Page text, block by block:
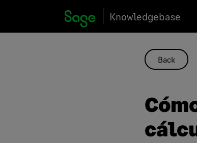
content
Knowledgebase
Back